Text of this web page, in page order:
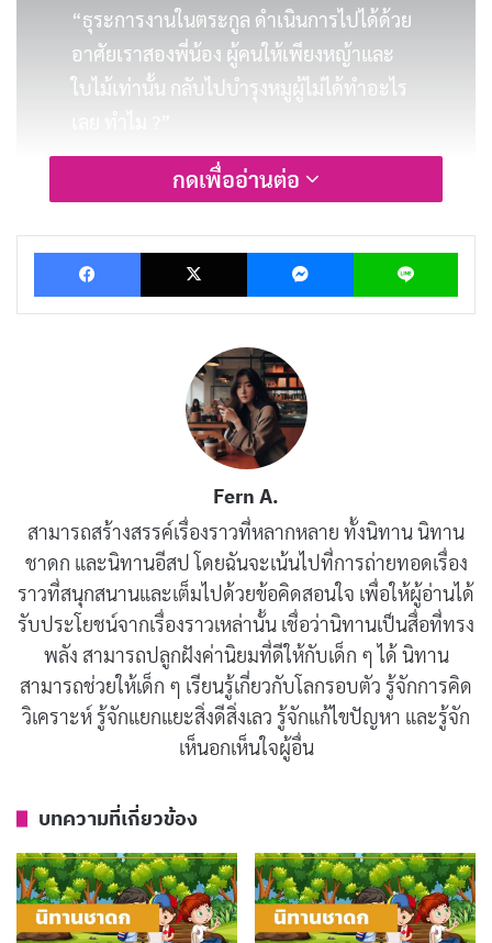
“ธุระการงานในตระกูล ดำเนินการไปได้ด้วย
อาศัยเราสองพี่น้อง ผู้คนให้เพียงหญ้าและ
ใบไม้เท่านั้น กลับไปบำรุงหมูผู้ไม่ได้ทำอะไร
บทความที่เกี่ยวข้อง
นิทานชาดก : สุนัขจิ้งจอกอยาก
มิถุนายน 16, 2019
นิทานชาดก : ไก่ขันไม่เป็นเวลา
มิถุนายน 15, 2019
นิทานชาดก : นกกระจาบเจ้า
มิถุนายน 15, 2019
นิทานชาดก : ตายเพราะปาก
มิถุนายน 15, 2019
ผู้พี่ชายกล่าวว่า “เจ้าอย่าไปริษยาอาหารของหมูเลย เพราะ
พ่อค้า”
แล้วกล่าวเป็นคาถาว่า
กดเพื่ออ่านต่อ
Facebook X Messenger Line
Fern A.
สามารถสร้างสรรค์เรื่องราวที่หลากหลาย ทั้งนิทาน นิทาน
ชาดก และนิทานอีสป โดยฉันจะเน้นไปที่การถ่ายทอดเรื่อง
ราวที่สนุกสนานและเต็มไปด้วยข้อคิดสอนใจ เพื่อให้ผู้อ่านได้
รับประโยชน์จากเรื่องราวเหล่านั้น เชื่อว่านิทานเป็นสื่อที่ทรง
พลัง สามารถปลูกฝังค่านิยมที่ดีให้กับเด็ก ๆ ได้ นิทาน
สามารถช่วยให้เด็ก ๆ เรียนรู้เกี่ยวกับโลกรอบตัว รู้จักการคิด
วิเคราะห์ รู้จักแยกแยะสิ่งดีสิ่งเลว รู้จักแก้ไขปัญหา และรู้จัก
เห็นอกเห็นใจผู้อื่น
บทความที่เกี่ยวข้อง